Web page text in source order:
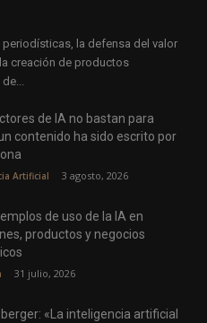
la defensa del valor
creación de productos
de IA no bastan para
contenido ha sido escrito por
Artificial 3 agosto, 2026
de uso de la IA en
productos y negocios
31 julio, 2026
«La inteligencia artificial